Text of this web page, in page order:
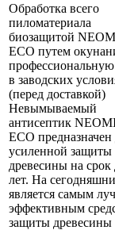
Обработка всего
пиломатериала
биозащитой
ECO путем
в заводских
(перед доставкой)
Невымываемый
антисептик
ECO предназначен
усиленной защиты
древесины на срок
лет. На
является самым
эффективным
защиты древесины